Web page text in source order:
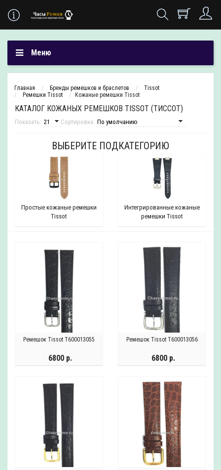
Меню
Главная Бренды ремешков и браслетов
Tissot
Ремешки Tissot
Кожаные ремешки Tissot
КАТАЛОГ КОЖАНЫХ РЕМЕШКОВ TISSOT (ТИССОТ)
Показать: Сортировка:
ВЫБЕРИТЕ ПОДКАТЕГОРИЮ
Простые кожаные ремешки
Tissot
Интегрированные кожаные
ремешки Tissot
Ремешок Tissot T600013055
6800 р.
Ремешок Tissot T600013056
6800 р.